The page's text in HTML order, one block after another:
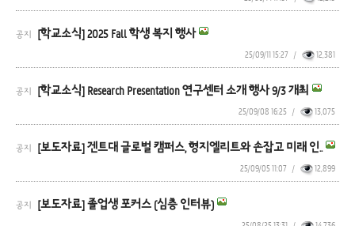
공지 [학교소식] 2025 Fall 학생 복지 행사
25/09/11 15:27 / 12,381
공지 [학교소식] Research Presentation 연구센터 소개 행사 9/3 개최
25/09/08 16:25 / 13,075
공지 [보도자료] 겐트대 글로벌 캠퍼스, 형지엘리트와 손잡고 미래 인..
25/09/05 11:07 / 12,899
공지 [보도자료] 졸업생 포커스 (심층 인터뷰)